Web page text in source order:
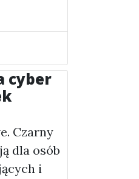
cyber
Czarny
dla osób
i